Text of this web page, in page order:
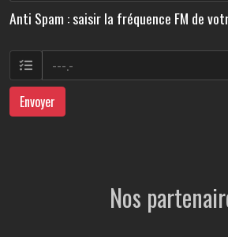
Anti Spam : saisir la fréquence FM de
Envoyer
Nos